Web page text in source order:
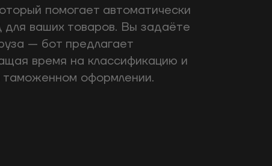
помогает автоматически
ваших товаров. Вы задаёте
— бот предлагает
время на классификацию и
оформлении.